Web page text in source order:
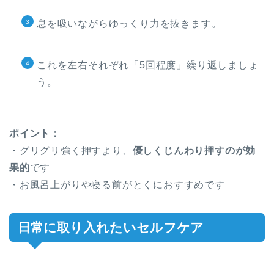
息を吸いながらゆっくり力を抜きます。
これを左右それぞれ「5回程度」繰り返しましょ
う。
ポイント：
・グリグリ強く押すより、 優しくじんわり押すのが効
果的です
・お風呂上がりや寝る前がとくにおすすめです
日常に取り入れたいセルフケア